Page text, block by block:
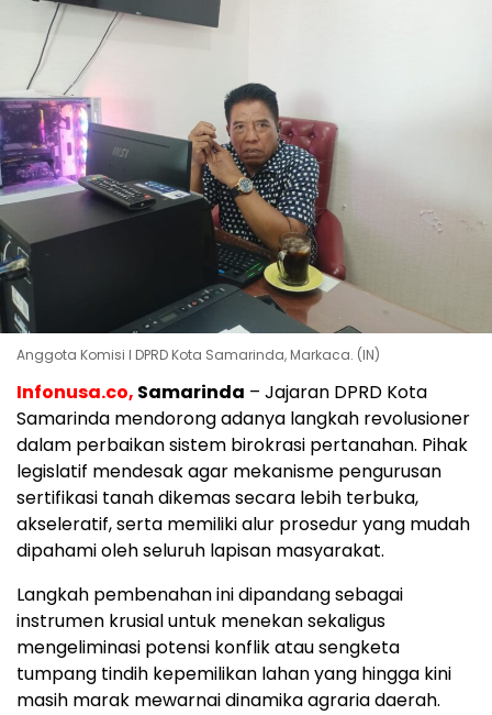
Anggota Komisi I DPRD Kota Samarinda, Markaca. (IN)
Infonusa.co, Samarinda – Jajaran DPRD Kota
Samarinda mendorong adanya langkah revolusioner
dalam perbaikan sistem birokrasi pertanahan. Pihak
legislatif mendesak agar mekanisme pengurusan
sertifikasi tanah dikemas secara lebih terbuka,
akseleratif, serta memiliki alur prosedur yang mudah
dipahami oleh seluruh lapisan masyarakat.
​Langkah pembenahan ini dipandang sebagai
instrumen krusial untuk menekan sekaligus
mengeliminasi potensi konflik atau sengketa
tumpang tindih kepemilikan lahan yang hingga kini
masih marak mewarnai dinamika agraria daerah.